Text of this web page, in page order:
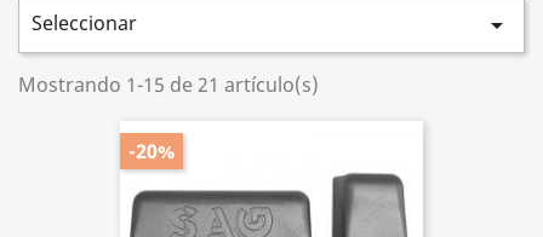
Seleccionar 
Mostrando 1-15 de 21 artículo(s)
-20%